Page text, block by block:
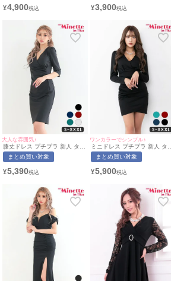
¥4,900
ー キャバドレス (ひなたまる着
¥3,900
大人な雰囲気♪
膝丈ドレス プチプラ 新人 タイ
ト 袖あり 黒 キャバドレス (あ
おぽん着用/S〜XXXLサイズ対
まとめ買い対象
¥5,390
ワンカラーでシンプル♪
ミニドレス プチプラ 新人 タイ
ト 長袖 ワンピース 低身長 谷
間 スナック 同伴 ブラック キ
XXXLサイズ対応) | myMinette/
まとめ買い対象
¥5,900